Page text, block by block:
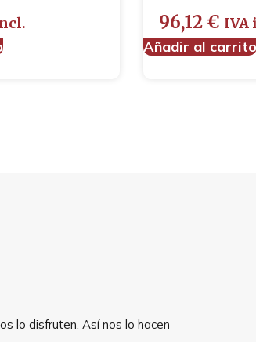
96,12 € IVA
Añadir al carrito
lo disfruten. Así nos lo hacen